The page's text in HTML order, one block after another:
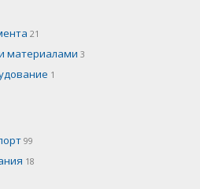
21
материалами 3
1
99
18